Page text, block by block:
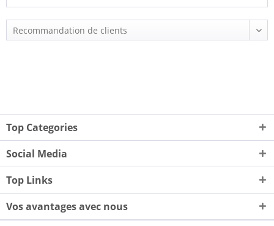
Top Categories
Social Media
Top Links
Vos avantages avec nous